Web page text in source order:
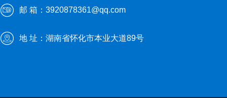
邮 箱：3920878361@qq.com
地 址：湖南省怀化市本业大道89号